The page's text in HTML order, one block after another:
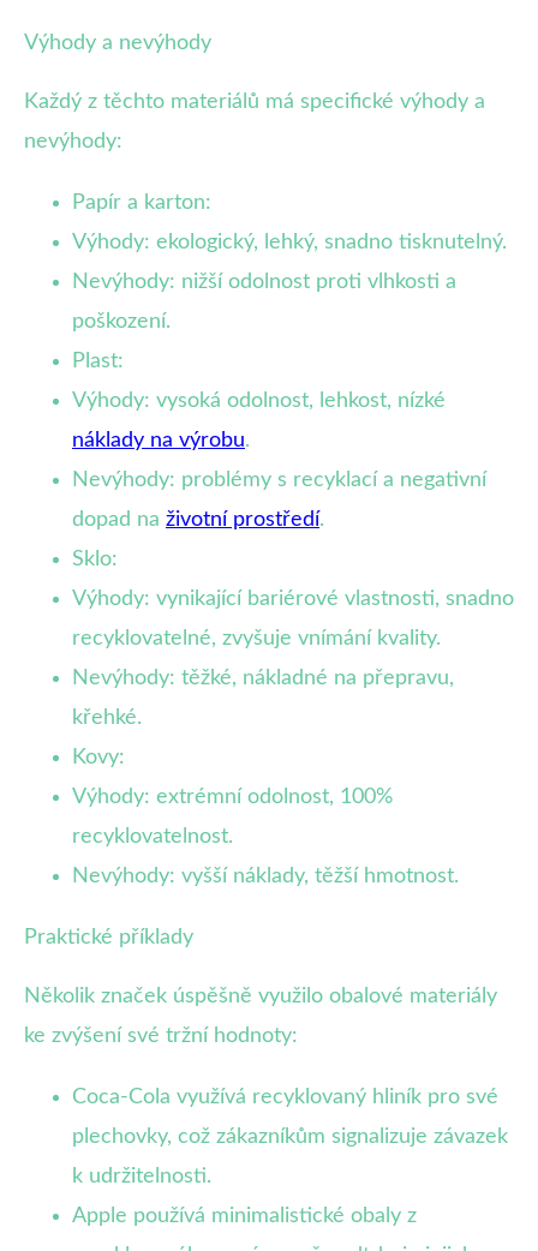
Výhody a nevýhody
Každý z těchto materiálů má specifické výhody a
nevýhody:
Papír a karton:
Výhody: ekologický, lehký, snadno tisknutelný.
Nevýhody: nižší odolnost proti vlhkosti a
poškození.
Plast:
Výhody: vysoká odolnost, lehkost, nízké
náklady na výrobu.
Nevýhody: problémy s recyklací a negativní
dopad na životní prostředí.
Sklo:
Výhody: vynikající bariérové vlastnosti, snadno
recyklovatelné, zvyšuje vnímání kvality.
Nevýhody: těžké, nákladné na přepravu,
křehké.
Kovy:
Výhody: extrémní odolnost, 100%
recyklovatelnost.
Nevýhody: vyšší náklady, těžší hmotnost.
Praktické příklady
Několik značek úspěšně využilo obalové materiály
ke zvýšení své tržní hodnoty:
Coca-Cola využívá recyklovaný hliník pro své
plechovky, což zákazníkům signalizuje závazek
k udržitelnosti.
Apple používá minimalistické obaly z